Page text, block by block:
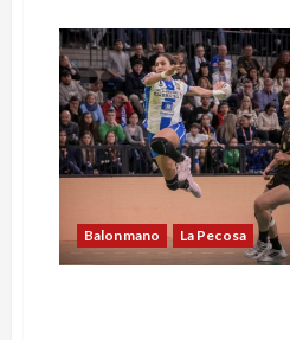
Torneo
Clausura:
San
Jorge
enfrentará
a
la
U
de
San
Balonmano La Pecosa